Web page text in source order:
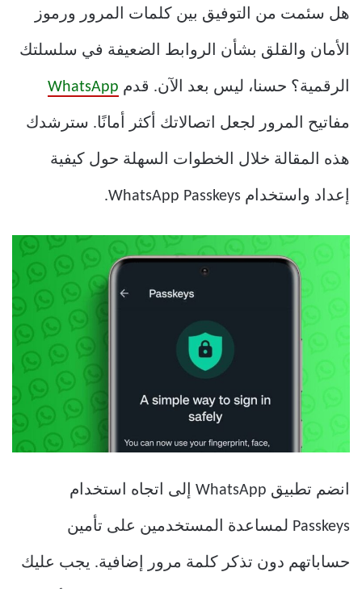
هل سئمت من التوفيق بين كلمات المرور ورموز
الأمان والقلق بشأن الروابط الضعيفة في سلسلتك
الرقمية؟ حسنا، ليس بعد الآن. قدم WhatsApp
مفاتيح المرور لجعل اتصالاتك أكثر أمانًا. سترشدك
هذه المقالة خلال الخطوات السهلة حول كيفية
إعداد واستخدام WhatsApp Passkeys.
انضم تطبيق WhatsApp إلى اتجاه استخدام
Passkeys لمساعدة المستخدمين على تأمين
حساباتهم دون تذكر كلمة مرور إضافية. يجب عليك